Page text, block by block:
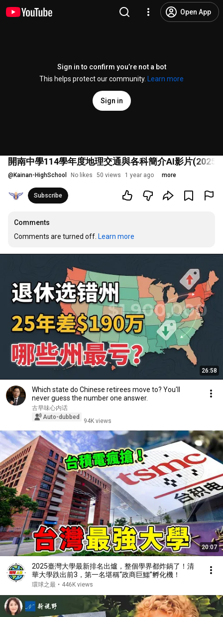
Open App
Sign in to confirm you’re not a bot
This helps protect our community.
Learn more
Sign in
開南中學114學年度地理交通與各科簡介AI影片
@ Kainan-HighSchool No likes 50 views 1 year ago more
Subscribe
Comments
Comments are turned off. Learn more
26:58
Which state do Chinese retirees move to? You'll
never guess the number one answer.
古早味心内话
Auto-dubbed
94K views
20:07
2025臺灣大學最新排名出爐，整個學界都炸鍋了！清
華大學跌出前3，第一名堪稱“政商巨鱷”孵化機！
環球之最 • 446K views